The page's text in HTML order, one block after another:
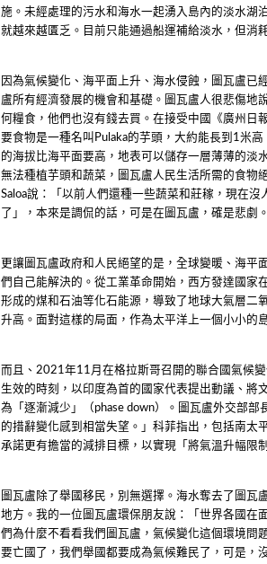
施。未經處理的污水和海水一起湧入島內的淡水湖
就越來越匱乏。目前只能通過船運補給淡水，但消
因為氣候變化、海平面上升、海水侵蝕，圖瓦盧已
盧所有經濟發展的機會和基礎。圖瓦盧人很悲傷地
何糧食，他們也沒有錢去買。在接受中國《廣州日
要食物是一種名叫 Pulaka的芋頭，大約能長到 1米高
的海拔比海平面要高，地表可以儲存一層薄薄的淡
無法種植芋頭和蔬菜，圖瓦盧人民生活所需的食物
Saloa說：「以前人們還種一些蔬菜和莊稼，現在
了」，本來是調侃的話，可是在圖瓦盧，確是悲劇
更讓圖瓦盧政府和人民絕望的是，全球變暖、海平
們自己能解決的。從工業革命開始，西方發達國家
形成的煤和石油等化石能源，導致了地球大氣層二
升高。面對這樣的局面，作為太平洋上一個小小的
而且、2021年11 月在格拉斯哥召開的聯合國氣候
生效的時刻，以印度為首的國家代表提出動議、將
為「逐漸減少」（phase down）。圖瓦盧外交部部
的措辭變化感到相當失望。」科菲指出，包括南太
承諾更有擔當的減排目標，以實現「將氣溫升幅限
圖瓦盧除了舉國移民，別無選擇。海水奪去了圖瓦
地方。我的一位圖瓦盧環保朋友說：「世界各國在
們為什麼不看看我們圖瓦盧，氣候變化這個環境問
要亡國了，我們舉國都要成為氣候難民了，可是，